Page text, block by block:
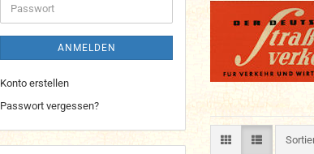
Passwort
ANMELDEN
Konto erstellen
Passwort vergessen?